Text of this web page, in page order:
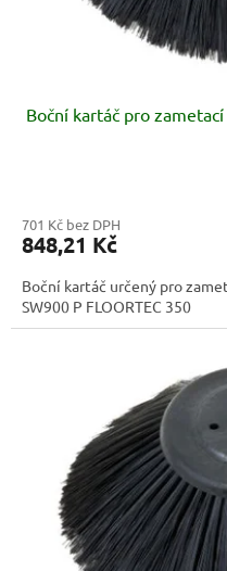
Boční kartáč pro
701 Kč bez DPH
848,21 Kč
Boční kartáč určený pro
SW900 P FLOORTEC 350